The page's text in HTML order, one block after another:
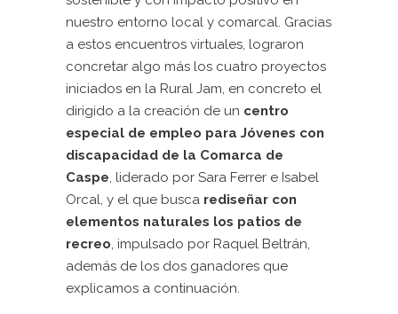
nuestro entorno local y comarcal. Gracias
a estos encuentros virtuales, lograron
concretar algo más los cuatro proyectos
iniciados en la Rural Jam, en concreto el
dirigido a la creación de un centro
especial de empleo para Jóvenes con
discapacidad de la Comarca de
Caspe, liderado por Sara Ferrer e Isabel
Orcal, y el que busca rediseñar con
elementos naturales los patios de
recreo, impulsado por Raquel Beltrán,
además de los dos ganadores que
explicamos a continuación.